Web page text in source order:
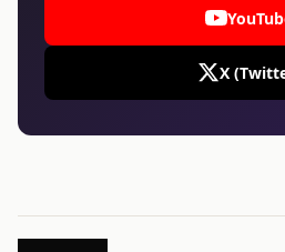
X